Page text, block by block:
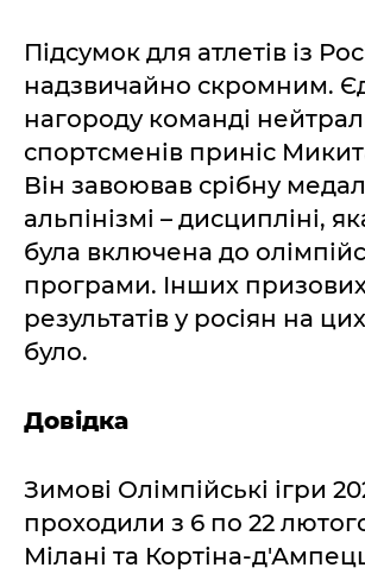
Підсумок для атлетів із
надзвичайно скромним.
нагороду команді
спортсменів приніс
Він завоював срібну
альпінізмі – дисципліні,
була включена до
програми. Інших
результатів у росіян на
було.
Довідка
Зимові Олімпійські ігри
проходили з 6 по 22 лютого
Мілані та Кортіна-